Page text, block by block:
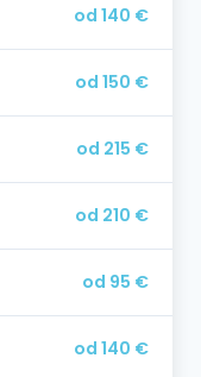
od 140 €
od 150 €
od 215 €
od 210 €
od 95 €
od 140 €